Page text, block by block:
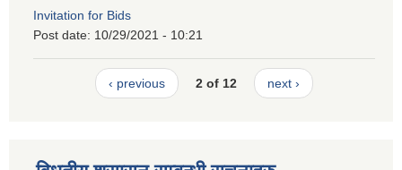
Invitation for Bids
Post date: 10/29/2021 - 10:21
‹ previous 2 of 12 next ›